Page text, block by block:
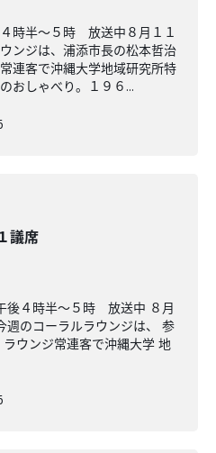
時半～５時 放送中８月１１
ンジは、浦添市長の松本哲治
連客で沖縄大学地域研究所特
おしゃべり。１９６...
議席
４時半～５時 放送中 ８月
週のコーラルラウンジは、 参
ウンジ常連客で沖縄大学 地